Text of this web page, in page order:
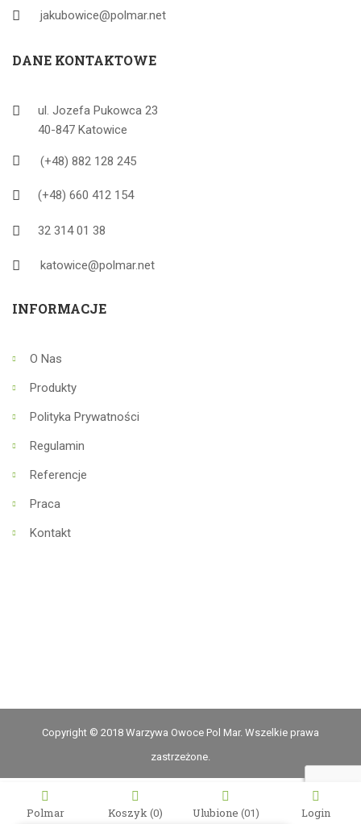
jakubowice@polmar.net
DANE KONTAKTOWE
ul. Jozefa Pukowca 23
40-847 Katowice
(+48) 882 128 245
(+48) 660 412 154
32 314 01 38
katowice@polmar.net
INFORMACJE
O Nas
Produkty
Polityka Prywatności
Regulamin
Referencje
Praca
Kontakt
Copyright © 2018 Warzywa Owoce Pol Mar. Wszelkie prawa
zastrzeżone.
Polmar Koszyk(0) Ulubione (01) Login